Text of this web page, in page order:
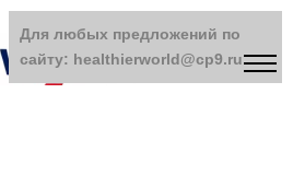
Для любых предложений по
сайту: healthierworld@cp9.ru